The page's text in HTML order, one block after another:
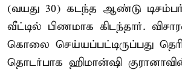
(வயது 30) கடந்த ஆண்டு டிசம்பர்
வீட்டில் பிணமாக கிடந்தார்.
கொலை செய்யப்பட்டிருப்பது
தொடர்பாக ஹிமான்ஷி